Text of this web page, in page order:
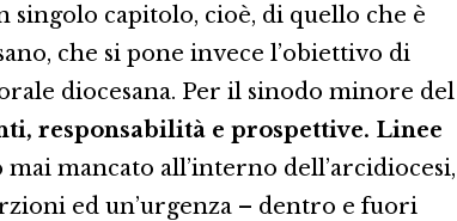
singolo capitolo, cioè, di quello che è
che si pone invece l’obiettivo di
diocesana. Per il sinodo minore del
responsabilità e prospettive. Linee
mancato all’interno dell’arcidiocesi,
ed un’urgenza – dentro e fuori